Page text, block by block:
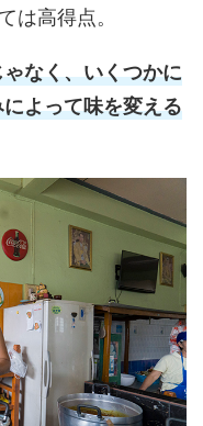
は高得点。
なく、いくつかに
よって味を変える